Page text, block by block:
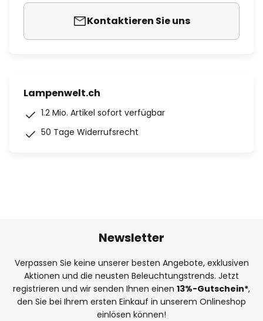
Kontaktieren Sie uns
Lampenwelt.ch
1.2 Mio. Artikel sofort verfügbar
50 Tage Widerrufsrecht
Newsletter
Verpassen Sie keine unserer besten Angebote, exklusiven
Aktionen und die neusten Beleuchtungstrends. Jetzt
registrieren und wir senden Ihnen einen 13%-Gutschein*,
den Sie bei Ihrem ersten Einkauf in unserem Onlineshop
einlösen können!